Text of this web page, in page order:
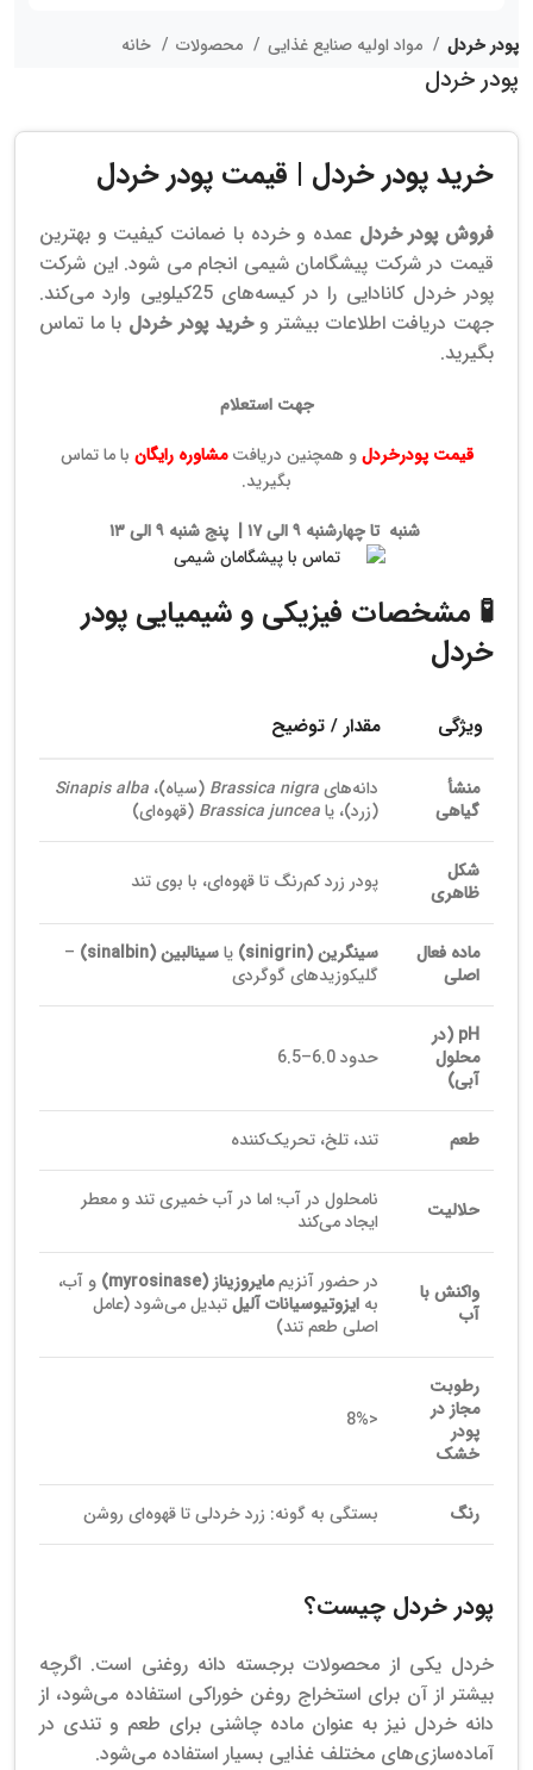
پودر خردل
پودر خردل
خرید پودر خردل | قیمت پودر خردل
فروش پودر خردل عمده و خرده با ضمانت کیفیت و بهترین
قیمت در شرکت پیشگامان شیمی انجام می شود. این شرکت
پودر خردل کانادایی را در کیسه‌های 25کیلویی وارد می‌کند.
جهت دریافت اطلاعات بیشتر وخرید پودر خردل با ما تماس
بگیرید.
جهت استعلام
قیمت پودرخردلو همچنین دریافتمشاوره رایگان با ما تماس
بگیرید.
شنبه تا چهارشنبه ۹ الی ۱۷ | پنج شنبه ۹ الی ۱۳
🧪 مشخصات فیزیکی و شیمیایی پودر
خردل
ویژگی مقدار / توضیح
منشأ
گیاهی
دانه‌هایBrassica nigra (سیاه)، Sinapis alba
(زرد)، یاBrassica juncea (قهوه‌ای)
شکل
ظاهری
پودر زرد کم‌رنگ تا قهوه‌ای، با بوی تند
ماده فعال
اصلی
سینگرین (sinigrin) یاسینالبین (sinalbin)
–
گلیکوزیدهای گوگردی
pH (در
محلول
آبی)
حدود 6.0–6.5
طعم تند، تلخ، تحریک‌کننده
حلالیت
نامحلول در آب؛ اما در آب خمیری تند و معطر
ایجاد می‌کند
واکنش با
آب
در حضور آنزیممایروزیناز (myrosinase)
و آب،
به ایزوتیوسیانات آلیلتبدیل می‌شود (عامل
اصلی طعم تند)
رطوبت
مجاز در
پودر
خشک
<8%
رنگ بستگی به گونه: زرد خردلی تا قهوه‌ای روشن
پودر خردل چیست؟
خردل یکی از محصولات برجسته دانه روغنی است. اگرچه
بیشتر از آن برای استخراج روغن خوراکی استفاده می‌شود، از
دانه خردل نیز به عنوان ماده چاشنی برای طعم و تندی در
آماده‌سازی‌های مختلف غذایی بسیار استفاده می‌شود.